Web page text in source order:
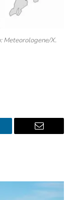
Meteorologene/X.
Email